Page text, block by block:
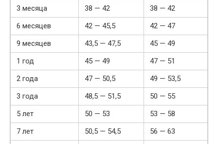
3 месяца
38 — 42
38 — 42
6 месяцев
42 — 45,5
42 — 47
9 месяцев
43,5 — 47,5
45 — 49
1 год
45 — 49
47 — 51
2 года
47 — 50,5
49 — 53,5
3 года
48,5 — 51,5
50 — 55
5 лет
50 — 53
53 — 58
7 лет
50,5 — 54,5
56 — 63